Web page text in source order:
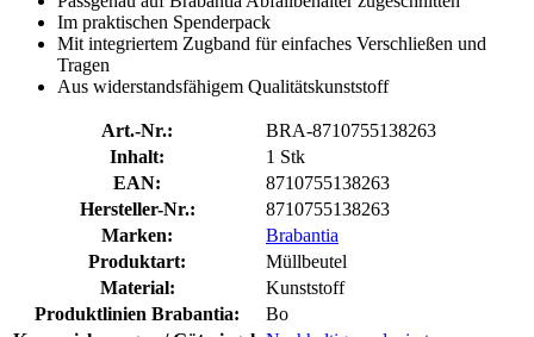
Im praktischen Spenderpack
Mit integriertem Zugband für einfaches Verschließen und
Tragen
Aus widerstandsfähigem Qualitätskunststoff
Art.-Nr.:
BRA-8710755138263
Inhalt:
1 Stk
EAN:
8710755138263
Hersteller-Nr.:
8710755138263
Marken:
Brabantia
Produktart:
Müllbeutel
Material:
Kunststoff
Produktlinien Brabantia:
Bo